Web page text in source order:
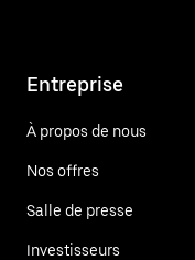
Entreprise
À propos de nous
Nos offres
Salle de presse
Investisseurs